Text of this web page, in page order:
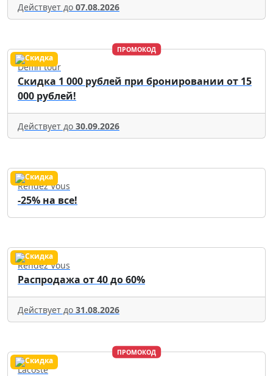
Действует до 07.08.2026
ПРОМОКОД
Delfin tour
Скидка 1 000 рублей при бронировании от 15
000 рублей!
Действует до 30.09.2026
Rendez Vous
-25% на все!
Rendez Vous
Распродажа от 40 до 60%
Действует до 31.08.2026
ПРОМОКОД
Lacoste